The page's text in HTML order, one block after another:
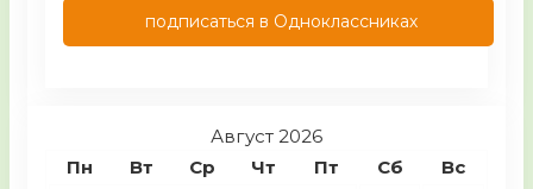
подписаться в Одноклассниках
Август 2026
Пн
Вт Ср Чт Пт Сб Вс